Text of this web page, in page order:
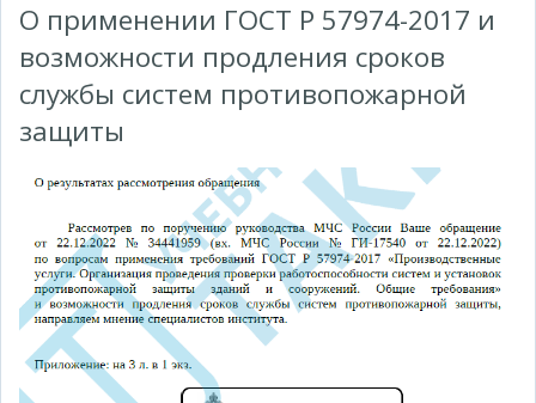
О применении ГОСТ Р 57974-2017 и
возможности продления сроков
службы систем противопожарной
защиты